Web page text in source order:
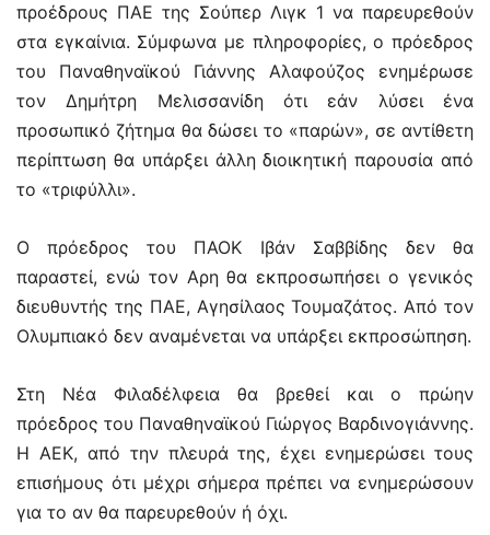
προέδρους ΠΑΕ της Σούπερ Λιγκ 1 να παρευρεθούν
στα εγκαίνια. Σύμφωνα με πληροφορίες, ο πρόεδρος
του Παναθηναϊκού Γιάννης Αλαφούζος ενημέρωσε
τον Δημήτρη Μελισσανίδη ότι εάν λύσει ένα
προσωπικό ζήτημα θα δώσει το «παρών», σε αντίθετη
περίπτωση θα υπάρξει άλλη διοικητική παρουσία από
το «τριφύλλι».
Ο πρόεδρος του ΠΑΟΚ Ιβάν Σαββίδης δεν θα
παραστεί, ενώ τον Αρη θα εκπροσωπήσει ο γενικός
διευθυντής της ΠΑΕ, Αγησίλαος Τουμαζάτος. Από τον
Ολυμπιακό δεν αναμένεται να υπάρξει εκπροσώπηση.
Στη Νέα Φιλαδέλφεια θα βρεθεί και ο πρώην
πρόεδρος του Παναθηναϊκού Γιώργος Βαρδινογιάννης.
Η ΑΕΚ, από την πλευρά της, έχει ενημερώσει τους
επισήμους ότι μέχρι σήμερα πρέπει να ενημερώσουν
για το αν θα παρευρεθούν ή όχι.